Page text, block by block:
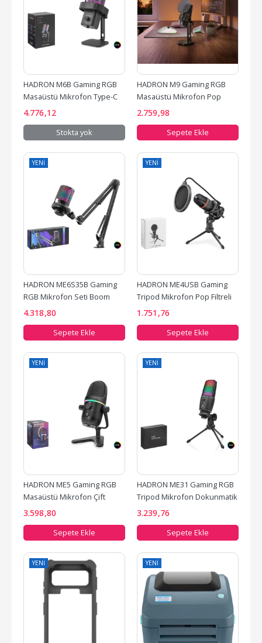
HADRON M6B Gaming RGB
Masaüstü Mikrofon Type-C
192kHz 24Bit Siyah
4.776,12
Stokta yok
HADRON M9 Gaming RGB
Masaüstü Mikrofon Pop
Filtreli Type-C 48kHz 16Bit...
2.759,98
Sepete Ekle
YENI
HADRON ME6S35B Gaming
RGB Mikrofon Seti Boom
Mikrofon Kolu Type-C
4.318,80
Sepete Ekle
YENI
HADRON ME4USB Gaming
Tripod Mikrofon Pop Filtreli
Type-C 48kHz 16Bit Siyah
1.751 ,76
Sepete Ekle
YENI
HADRON ME5 Gaming RGB
Masaüstü Mikrofon Çift
Modlu Gain Kontrollü Type-
3.598,80
Sepete Ekle
YENI
HADRON ME31 Gaming RGB
Tripod Mikrofon Dokunmatik
Mute Gain Kontrollü...
3.239,76
Sepete Ekle
YENI YENI